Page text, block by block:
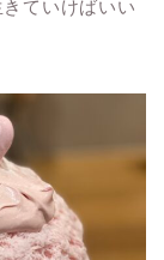
ていけばいい